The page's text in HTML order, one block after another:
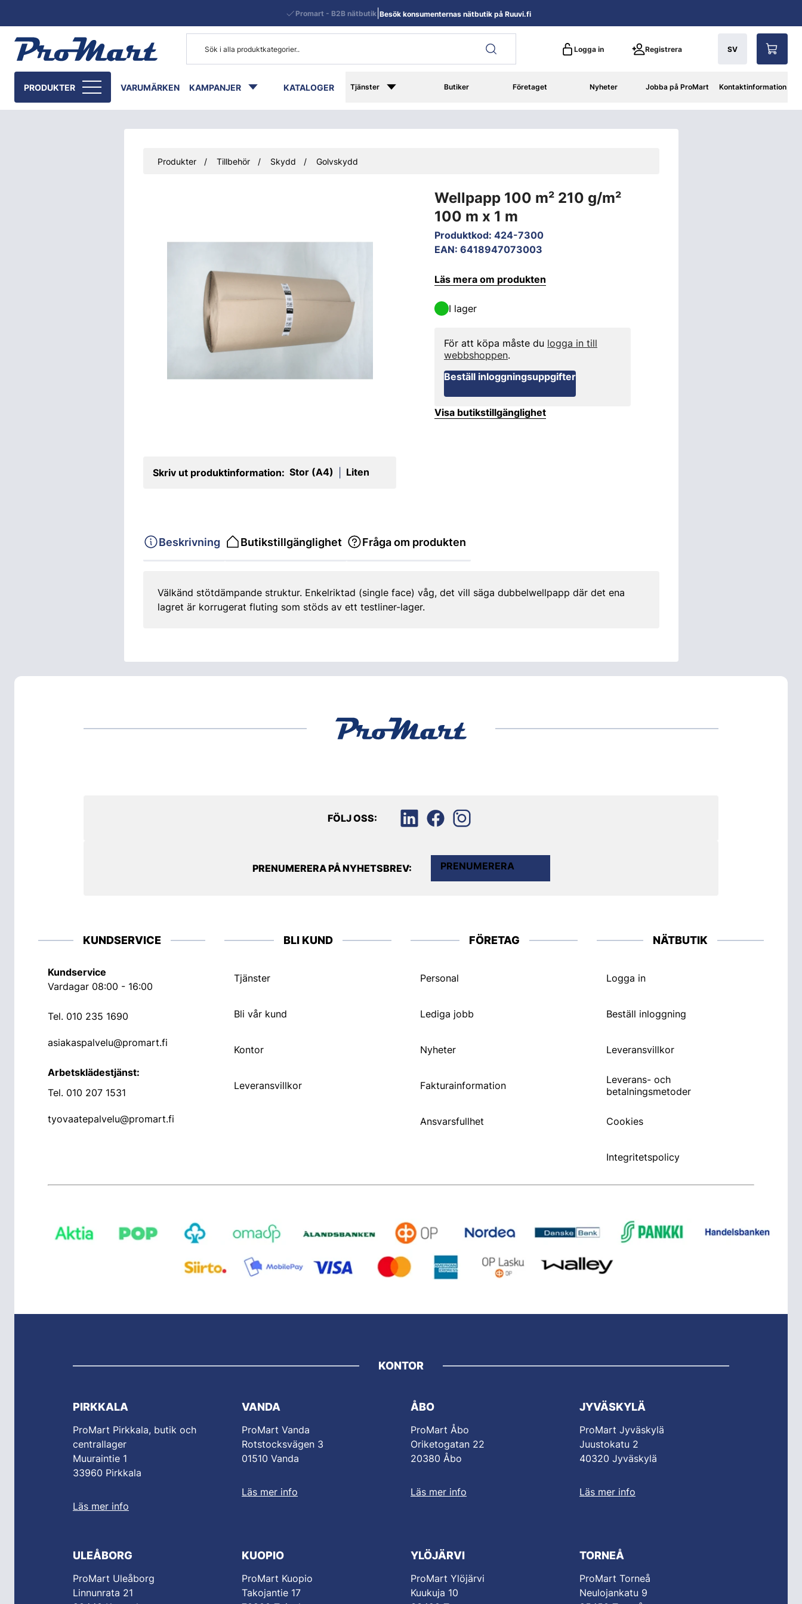
Logga in Registrera SV
PRODUKTER VARUMÄRKEN KAMPANJER KATALOGER Tjänster Butiker Företaget Nyheter Jobba på ProMart Kontaktinformation
Promart - B2B nätbutik Besök konsumenternas nätbutik på Ruuvi.fi
Produkter Tillbehör Skydd Golvskydd
Wellpapp 100 m² 210 g/m²
100 m x 1 m
Produktkod: 424-7300
EAN: 6418947073003
Skriv ut produktinformation: Stor (A4) Liten
Läs mera om produkten
I lager
För att köpa måste du logga in till
webbshoppen.
Beställ inloggningsuppgifter
Visa butikstillgänglighet
Beskrivning Butikstillgänglighet Fråga om produkten
Välkänd stötdämpande struktur. Enkelriktad (single face) våg, det vill säga dubbelwellpapp där det ena
lagret är korrugerat fluting som stöds av ett testliner-lager.
FÖLJ OSS:
PRENUMERERA PÅ NYHETSBREV: PRENUMERERA
KUNDSERVICE
Kundservice
Vardagar 08:00 - 16:00
Tel. 010 235 1690
asiakaspalvelu@promart.fi
Arbetsklädestjänst:
Tel. 010 207 1531
tyovaatepalvelu@promart.fi
BLI KUND
Tjänster
Bli vår kund
Kontor
Leveransvillkor
FÖRETAG
Personal
Lediga jobb
Nyheter
Fakturainformation
Ansvarsfullhet
NÄTBUTIK
Logga in
Beställ inloggning
Leveransvillkor
Leverans- och
betalningsmetoder
Cookies
Integritetspolicy
KONTOR
PIRKKALA
ProMart Pirkkala, butik och
centrallager
Muuraintie 1
33960 Pirkkala
Läs mer info
VANDA
ProMart Vanda
Rotstocksvägen 3
01510 Vanda
Läs mer info
ÅBO
ProMart Åbo
Oriketogatan 22
20380 Åbo
Läs mer info
JYVÄSKYLÄ
ProMart Jyväskylä
Juustokatu 2
40320 Jyväskylä
Läs mer info
ULEÅBORG
ProMart Uleåborg
Linnunrata 21
KUOPIO
ProMart Kuopio
Takojantie 17
YLÖJÄRVI
ProMart Ylöjärvi
Kuukuja 10
TORNEÅ
ProMart Torneå
Neulojankatu 9